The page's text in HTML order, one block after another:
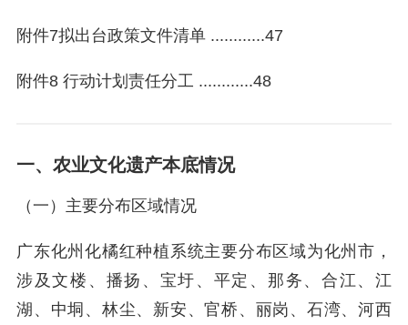
附件7拟出台政策文件清单 ............47
附件8 行动计划责任分工 ............48
一、农业文化遗产本底情况
（一）主要分布区域情况
广东化州化橘红种植系统主要分布区域为化州市，
涉及文楼、播扬、宝圩、平定、那务、合江、江
湖、中垌、林尘、新安、官桥、丽岗、石湾、河西